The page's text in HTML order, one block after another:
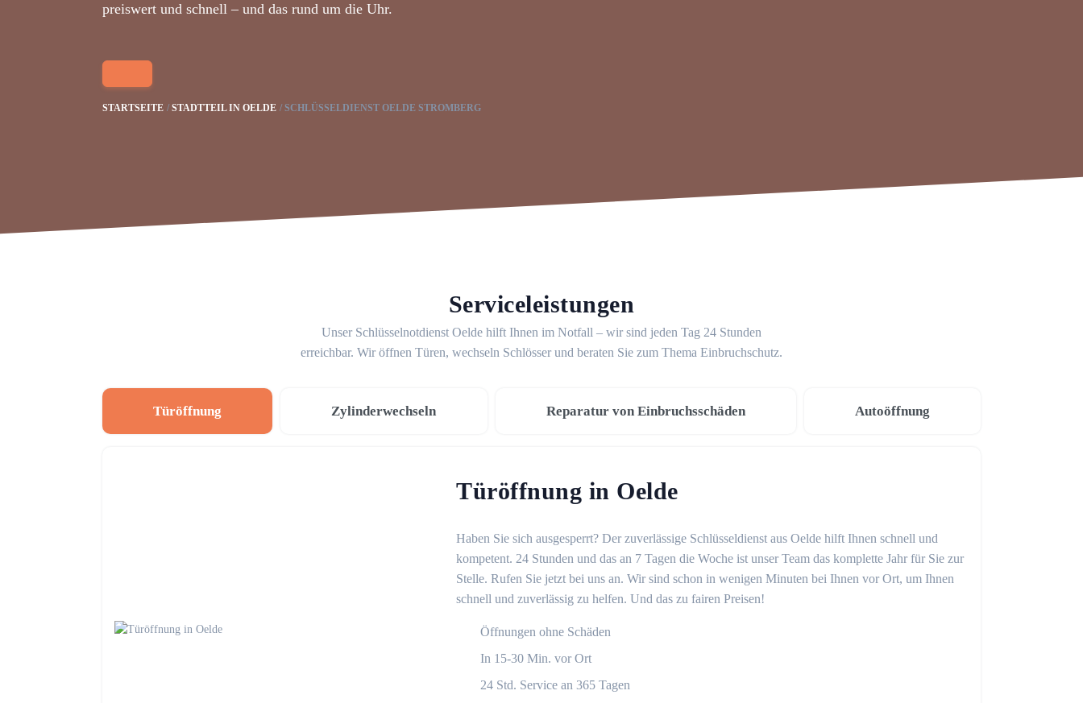
preiswert und schnell – und das rund um die Uhr.
STARTSEITE STADTTEIL IN OELDE SCHLÜSSELDIENST OELDE STROMBERG
Serviceleistungen
Unser Schlüsselnotdienst Oelde hilft Ihnen im Notfall – wir sind jeden Tag 24 Stunden
erreichbar. Wir öffnen Türen, wechseln Schlösser und beraten Sie zum Thema Einbruchschutz.
Türöffnung Zylinderwechseln Reparatur von Einbruchsschäden Autoöffnung
Türöffnung in Oelde
Haben Sie sich ausgesperrt? Der zuverlässige Schlüsseldienst aus Oelde hilft Ihnen schnell und
kompetent. 24 Stunden und das an 7 Tagen die Woche ist unser Team das komplette Jahr für Sie zur
Stelle. Rufen Sie jetzt bei uns an. Wir sind schon in wenigen Minuten bei Ihnen vor Ort, um Ihnen
schnell und zuverlässig zu helfen. Und das zu fairen Preisen!
Öffnungen ohne Schäden
In 15-30 Min. vor Ort
24 Std. Service an 365 Tagen